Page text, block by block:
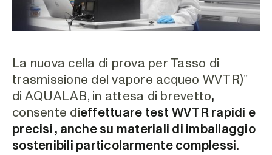
La nuova cella di prova per Tasso di
trasmissione del vapore acqueo WVTR)”
di AQUALAB, in attesa di brevetto,
consente dieffettuare test WVTR rapidi e
precisi, anche su materiali di imballaggio
sostenibili particolarmente complessi.